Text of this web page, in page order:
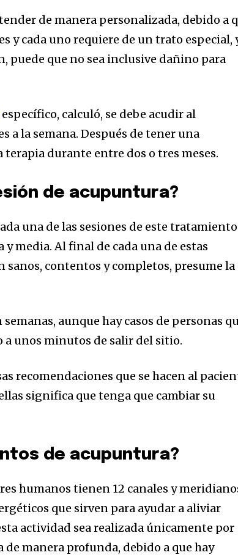
de manera personalizada, debido a
y cada uno requiere de un trato especial,
puede que no sea inclusive dañino para
específico, calculó, se debe acudir al
a la semana. Después de tener una
terapia durante entre dos o tres meses.
de acupuntura?
una de las sesiones de este tratamiento
media. Al final de cada una de estas
sanos, contentos y completos, presume la
aunque hay casos de personas
unos minutos de salir del sitio.
recomendaciones que se hacen al
significa que tenga que cambiar su
de acupuntura?
humanos tienen 12 canales y
que sirven para ayudar a aliviar
actividad sea realizada únicamente por
de manera profunda, debido a que hay